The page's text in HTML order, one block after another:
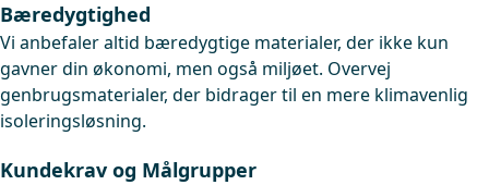
Bæredygtighed
Vi anbefaler altid bæredygtige materialer, der ikke kun
gavner din økonomi, men også miljøet. Overvej
genbrugsmaterialer, der bidrager til en mere klimavenlig
isoleringsløsning.
Kundekrav og Målgrupper